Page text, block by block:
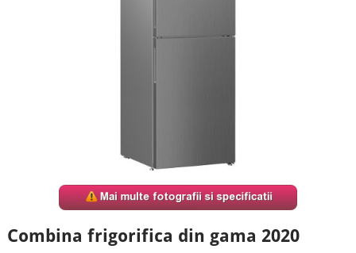
Combina frigorifica din gama 2020